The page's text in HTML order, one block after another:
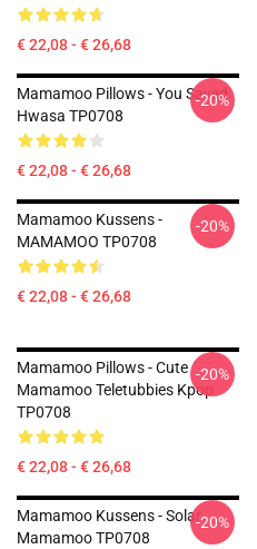
€ 22,08 - € 26,68
Mamamoo Pillows - You Saved
Hwasa TP0708
€ 22,08 - € 26,68
-20%
Mamamoo Kussens -
MAMAMOO TP0708
€ 22,08 - € 26,68
-20%
Mamamoo Pillows - Cute
Mamamoo Teletubbies Kpop
TP0708
€ 22,08 - € 26,68
-20%
Mamamoo Kussens - Solar
Mamamoo TP0708
-20%